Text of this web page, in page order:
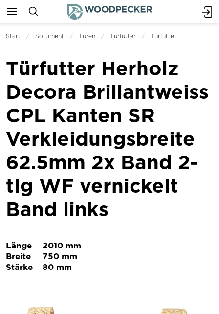
Start Sortiment Türen Türfutter Türfutter
Türfutter Herholz
Decora Brillantweiss
CPL Kanten SR
Verkleidungsbreite
62.5mm 2x Band 2-
tlg WF vernickelt
Band links
Länge
2010 mm
Breite
750 mm
Stärke
80 mm